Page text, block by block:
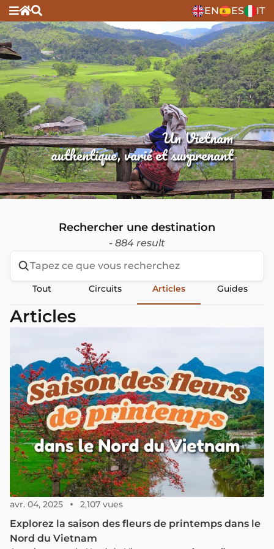
EN ES IT
Un Vietnam
authentique, varié et surprenant
Rechercher une destination
- 884 result
Tout Circuits Articles Guides
Articles
avr. 04, 2025 2,107 vues
Explorez la saison des fleurs de printemps dans le
Nord du Vietnam